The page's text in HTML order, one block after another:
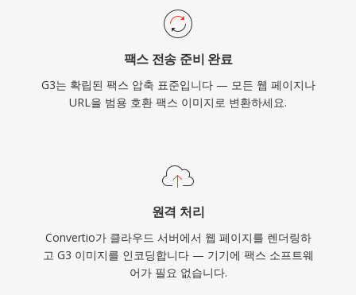
팩스 전송 준비 완료
G3는 확립된 팩스 압축 표준입니다 — 모든 웹 페이지나
URL을 범용 호환 팩스 이미지로 변환하세요.
원격 처리
Convertio가 클라우드 서버에서 웹 페이지를 렌더링하
고 G3 이미지를 인코딩합니다 — 기기에 팩스 소프트웨
어가 필요 없습니다.